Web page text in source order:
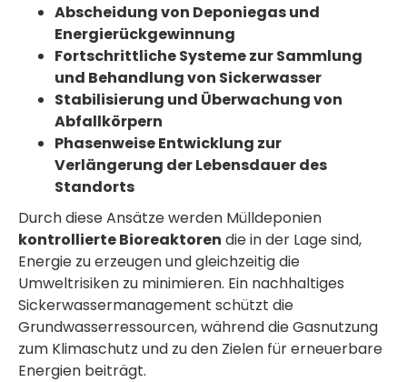
Abscheidung von Deponiegas und
Energierückgewinnung
Fortschrittliche Systeme zur Sammlung
und Behandlung von Sickerwasser
Stabilisierung und Überwachung von
Abfallkörpern
Phasenweise Entwicklung zur
Verlängerung der Lebensdauer des
Standorts
Durch diese Ansätze werden Mülldeponien
kontrollierte Bioreaktoren die in der Lage sind,
Energie zu erzeugen und gleichzeitig die
Umweltrisiken zu minimieren. Ein nachhaltiges
Sickerwassermanagement schützt die
Grundwasserressourcen, während die Gasnutzung
zum Klimaschutz und zu den Zielen für erneuerbare
Energien beiträgt.